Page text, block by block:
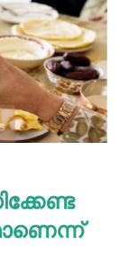
പ്രധാന
അല്പം
ഫുഡ്, ജങ്ക്
മാ...